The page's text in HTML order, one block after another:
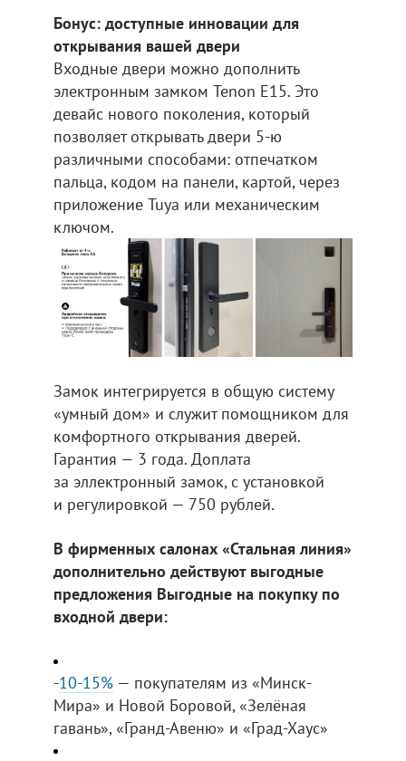
Бонус: доступные инновации для
открывания вашей двери
Входные двери можно дополнить
электронным замком Tenon Е15. Это
девайс нового поколения, который
позволяет открывать двери 5-ю
различными способами: отпечатком
пальца, кодом на панели, картой, через
приложение Tuya или механическим
ключом.
Замок интегрируется в общую систему
«умный дом» и служит помощником для
комфортного открывания дверей.
Гарантия — 3 года. Доплата
за эллектронный замок, с установкой
и регулировкой — 750 рублей.
В фирменных салонах «Стальная линия»
дополнительно действуют выгодные
предложения Выгодные на покупку по
входной двери:
-10-15% — покупателям из «Минск-
Мира» и Новой Боровой, «Зелёная
гавань», «Гранд-Авеню» и «Град-Хаус»